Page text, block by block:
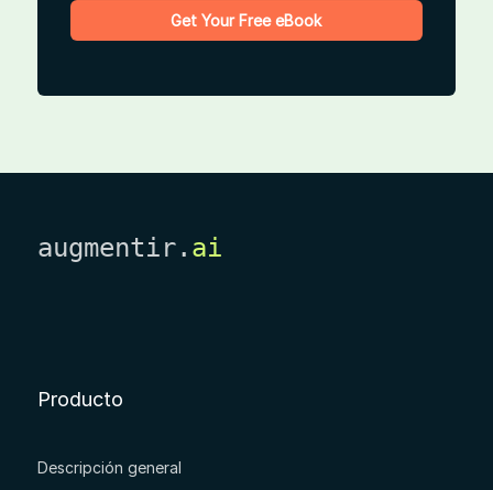
augmentir. ai
Producto
Descripción general